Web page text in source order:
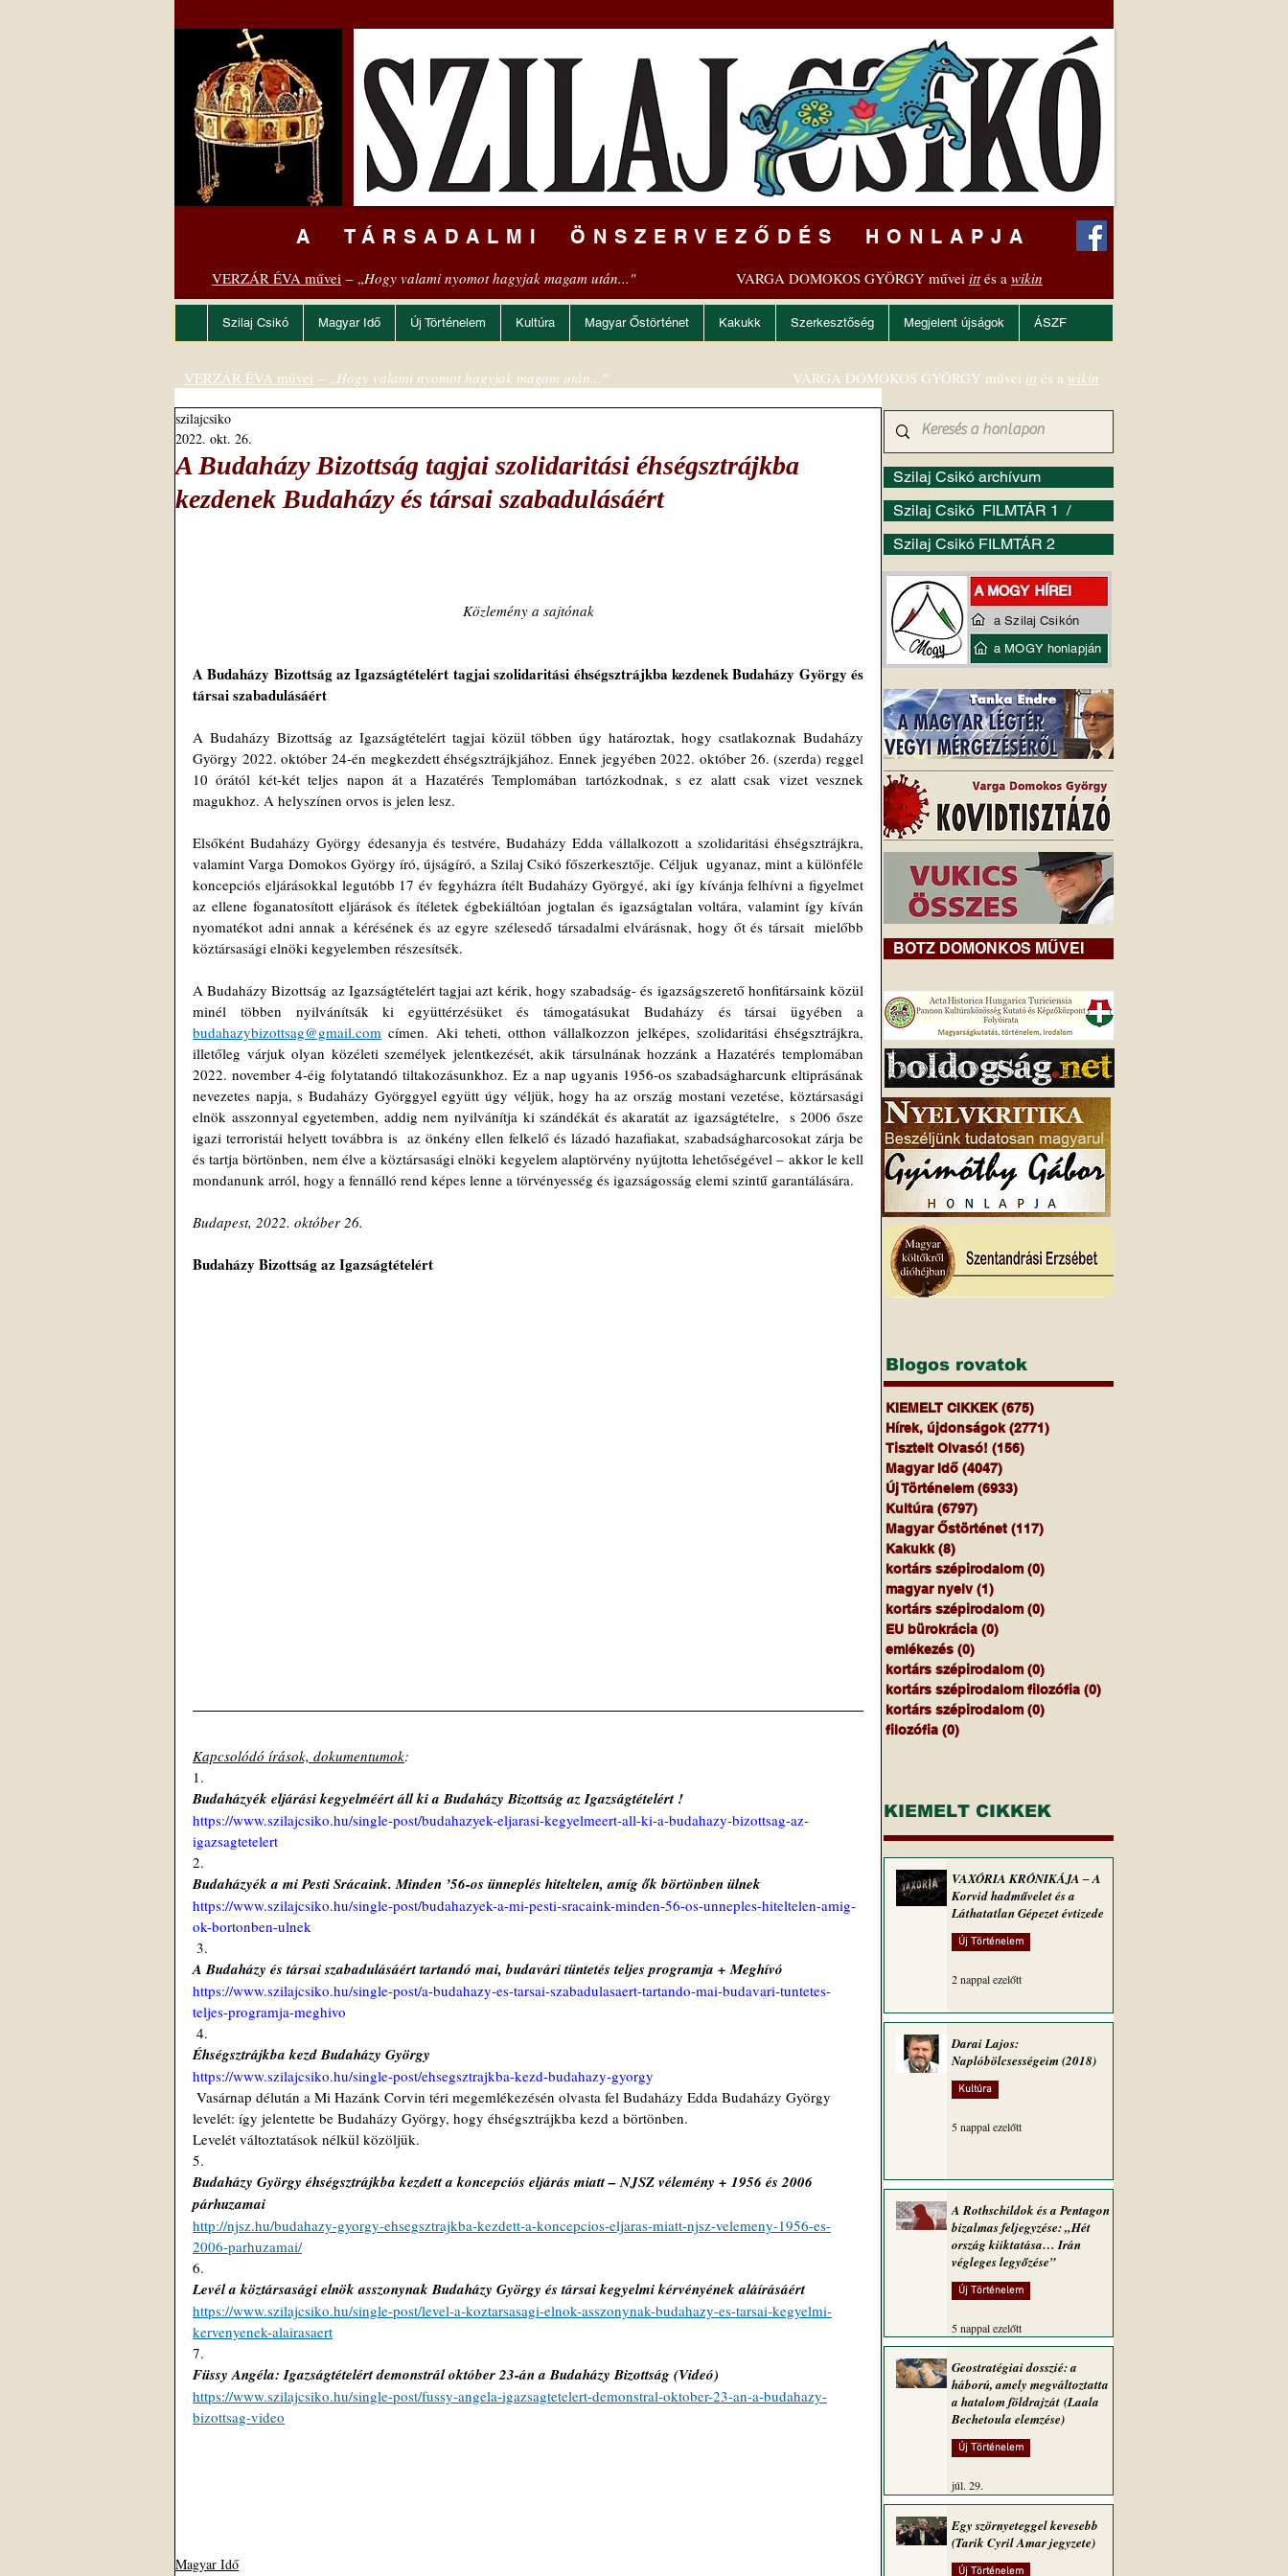
A TÁRSADALMI ÖNSZERVEZŐDÉS HONLAPJA
VERZÁR ÉVA művei – „Hogy valami nyomot hagyjak magam után..." VARGA DOMOKOS GYÖRGY művei ittés a wikin
Szilaj Csikó Magyar Idő Új Történelem Kultúra Magyar Őstörténet Kakukk Szerkesztőség Megjelent újságok ÁSZF
A Budaházy Bizottság tagjai szolidaritási éhségsztrájkba
kezdenek Budaházy és társai szabadulásáért
szilajcsiko
2022. okt. 26.
Közlemény a sajtónak
A Budaházy Bizottság az Igazságtételért tagjai szolidaritási éhségsztrájkba kezdenek Budaházy György és
társai szabadulásáért
A Budaházy Bizottság az Igazságtételért tagjai közül többen úgy határoztak, hogy csatlakoznak Budaházy
György 2022. október 24-én megkezdett éhségsztrájkjához. Ennek jegyében 2022. október 26. (szerda) reggel
10 órától két-két teljes napon át a Hazatérés Templomában tartózkodnak, s ez alatt csak vizet vesznek
magukhoz. A helyszínen orvos is jelen lesz.
Elsőként Budaházy György édesanyja és testvére, Budaházy Edda vállalkozott a szolidaritási éhségsztrájkra,
valamint Varga Domokos György író, újságíró, a Szilaj Csikó főszerkesztője. Céljuk  ugyanaz, mint a különféle
koncepciós eljárásokkal legutóbb 17 év fegyházra ítélt Budaházy Györgyé, aki így kívánja felhívni a figyelmet
az ellene foganatosított eljárások és ítéletek égbekiáltóan jogtalan és igazságtalan voltára, valamint így kíván
nyomatékot adni annak a kérésének és az egyre szélesedő társadalmi elvárásnak, hogy őt és társait  mielőbb
köztársasági elnöki kegyelemben részesítsék.
A Budaházy Bizottság az Igazságtételért tagjai azt kérik, hogy szabadság- és igazságszerető honfitársaink közül
budahazybizottsag@gmail.com címen. Aki teheti, otthon vállalkozzon jelképes, szolidaritási éhségsztrájkra,
illetőleg várjuk olyan közéleti személyek jelentkezését, akik társulnának hozzánk a Hazatérés templomában
2022. november 4-éig folytatandó tiltakozásunkhoz. Ez a nap ugyanis 1956-os szabadságharcunk eltiprásának
nevezetes napja, s Budaházy Györggyel együtt úgy véljük, hogy ha az ország mostani vezetése, köztársasági
elnök asszonnyal egyetemben, addig nem nyilvánítja ki szándékát és akaratát az igazságtételre,  s 2006 ősze
igazi terroristái helyett továbbra is  az önkény ellen felkelő és lázadó hazafiakat, szabadságharcosokat zárja be
és tartja börtönben, nem élve a köztársasági elnöki kegyelem alaptörvény nyújtotta lehetőségével – akkor le kell
mondanunk arról, hogy a fennálló rend képes lenne a törvényesség és igazságosság elemi szintű garantálására.
Budapest, 2022. október 26.
Budaházy Bizottság az Igazságtételért
Kapcsolódó írások, dokumentumok:
1.
Budaházyék eljárási kegyelméért áll ki a Budaházy Bizottság az Igazságtételért !
https://www.szilajcsiko.hu/single-post/budahazyek-eljarasi-kegyelmeert-all-ki-a-budahazy-bizottsag-az-
igazsagtetelert
2.
Budaházyék a mi Pesti Srácaink. Minden ’56-os ünneplés hiteltelen, amíg ők börtönben ülnek
https://www.szilajcsiko.hu/single-post/budahazyek-a-mi-pesti-sracaink-minden-56-os-unneples-hiteltelen-amig-
ok-bortonben-ulnek
3.
A Budaházy és társai szabadulásáért tartandó mai, budavári tüntetés teljes programja + Meghívó
https://www.szilajcsiko.hu/single-post/a-budahazy-es-tarsai-szabadulasaert-tartando-mai-budavari-tuntetes-
teljes-programja-meghivo
4.
Éhségsztrájkba kezd Budaházy György
https://www.szilajcsiko.hu/single-post/ehsegsztrajkba-kezd-budahazy-gyorgy
levelét: így jelentette be Budaházy György, hogy éhségsztrájkba kezd a börtönben.
Levelét változtatások nélkül közöljük.
5.
Budaházy György éhségsztrájkba kezdett a koncepciós eljárás miatt – NJSZ vélemény + 1956 és 2006
párhuzamai
http://njsz.hu/budahazy-gyorgy-ehsegsztrajkba-kezdett-a-koncepcios-eljaras-miatt-njsz-velemeny-1956-es-
2006-parhuzamai/
6.
Levél a köztársasági elnök asszonynak Budaházy György és társai kegyelmi kérvényének aláírásáért
https://www.szilajcsiko.hu/single-post/level-a-koztarsasagi-elnok-asszonynak-budahazy-es-tarsai-kegyelmi-
kervenyenek-alairasaert
7.
Füssy Angéla: Igazságtételért demonstrál október 23-án a Budaházy Bizottság (Videó)
https://www.szilajcsiko.hu/single-post/fussy-angela-igazsagtetelert-demonstral-oktober-23-an-a-budahazy-
bizottsag-video
Magyar Idő
Szilaj Csikó archívum
Szilaj Csikó FILMTÁR 1 /
Szilaj Csikó FILMTÁR 2
VERZÁR ÉVA művei – „Hogy valami nyomot hagyjak magam után..." VARGA DOMOKOS GYÖRGY művei itt és a wikin
BOTZ DOMONKOS MŰVEI
Blogos rovatok
KIEMELT CIKKEK (675)
Hírek, újdonságok (2771)
Tisztelt Olvasó! (156)
Magyar Idő (4047)
Új Történelem (6933)
Kultúra (6797)
Magyar Őstörténet (117)
Kakukk (8)
kortárs szépirodalom (0)
magyar nyelv (1)
kortárs szépirodalom (0)
EU bürokrácia (0)
emlékezés (0)
kortárs szépirodalom (0)
kortárs szépirodalom filozófia (0)
kortárs szépirodalom (0)
filozófia (0)
KIEMELT CIKKEK
VAXÓRIA KRÓNIKÁJA ‒ A
Korvid hadművelet és a
Láthatatlan Gépezet évtizede
Új Történelem
2 nappal ezelőtt
Darai Lajos:
Naplóbölcsességeim (2018)
Kultúra
5 nappal ezelőtt
A Rothschildok és a Pentagon
bizalmas feljegyzése: „Hét
ország kiiktatása… Irán
végleges legyőzése”
Új Történelem
5 nappal ezelőtt
Geostratégiai dosszié: a
háború, amely megváltoztatta
a hatalom földrajzát (Laala
Bechetoula elemzése)
Új Történelem
júl. 29.
Egy szörnyeteggel kevesebb
(Tarik Cyril Amar jegyzete)
Új Történelem
a Szilaj Csikón
a MOGY honlapján